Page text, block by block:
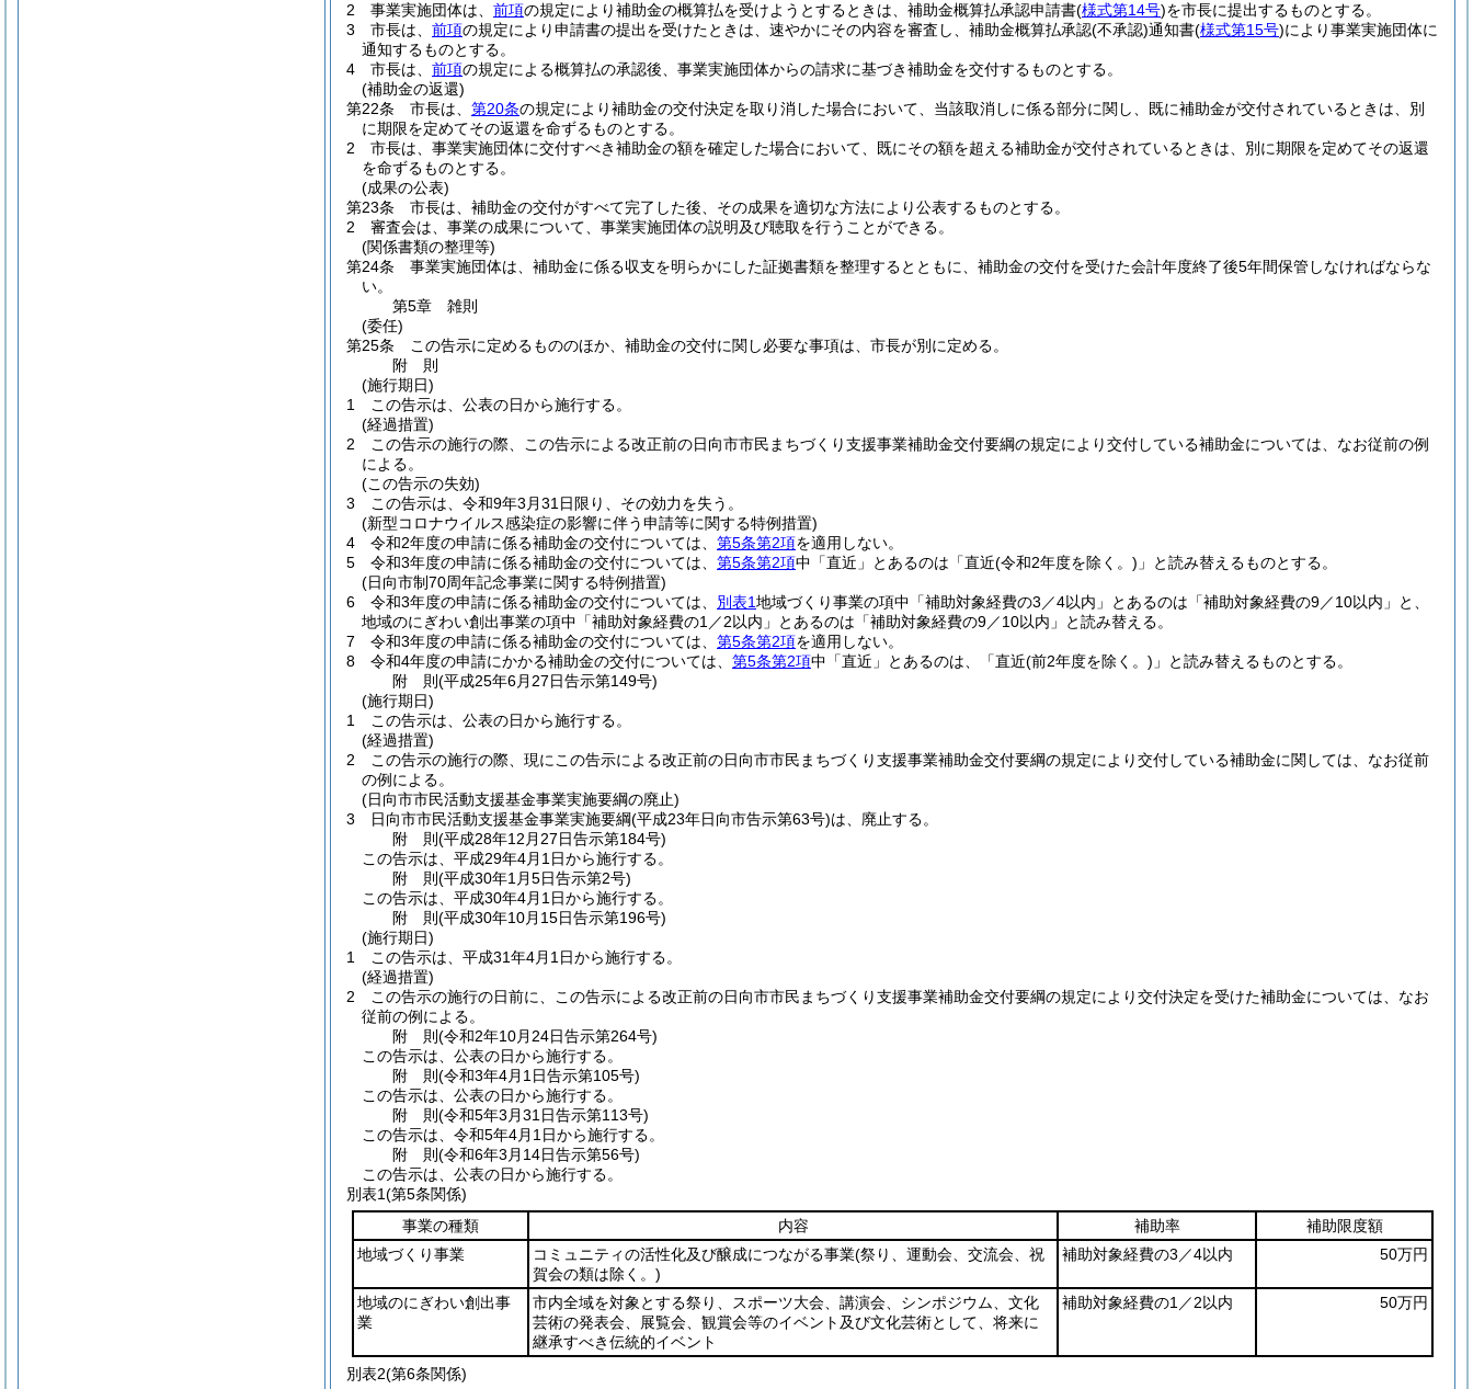
2
事業実施団体は、 前項の規定により補助金の概算払を受けようとするときは、補助金概算払承認申請書(様式第14号)を市長に提出するものとする。
3
市長は、 前項の規定により申請書の提出を受けたときは、速やかにその内容を審査し、補助金概算払承認(不承認)通知書(様式第15号)により事業実施団体に
通知するものとする。
4
市長は、 前項の規定による概算払の承認後、事業実施団体からの請求に基づき補助金を交付するものとする。
(補助金の返還)
第22条
市長は、 第20条の規定により補助金の交付決定を取り消した場合において、当該取消しに係る部分に関し、既に補助金が交付されているときは、別
に期限を定めてその返還を命ずるものとする。
2
市長は、事業実施団体に交付すべき補助金の額を確定した場合において、既にその額を超える補助金が交付されているときは、別に期限を定めてその返還
を命ずるものとする。
(成果の公表)
第23条
市長は、補助金の交付がすべて完了した後、その成果を適切な方法により公表するものとする。
2
審査会は、事業の成果について、事業実施団体の説明及び聴取を行うことができる。
(関係書類の整理等)
第24条
事業実施団体は、補助金に係る収支を明らかにした証拠書類を整理するとともに、補助金の交付を受けた会計年度終了後5年間保管しなければならな
い。
第5章
雑則
(委任)
第25条
この告示に定めるもののほか、補助金の交付に関し必要な事項は、市長が別に定める。
附 則
(施行期日)
1
この告示は、公表の日から施行する。
(経過措置)
2
この告示の施行の際、この告示による改正前の日向市市民まちづくり支援事業補助金交付要綱の規定により交付している補助金については、なお従前の例
による。
(この告示の失効)
3
この告示は、令和9年3月31日限り、その効力を失う。
(新型コロナウイルス感染症の影響に伴う申請等に関する特例措置)
4
令和2年度の申請に係る補助金の交付については、 第5条第2項を適用しない。
5
令和3年度の申請に係る補助金の交付については、 第5条第2項中「直近」とあるのは「直近(令和2年度を除く。) 」と読み替えるものとする。
(日向市制70周年記念事業に関する特例措置)
6
令和3年度の申請に係る補助金の交付については、 別表1地域づくり事業の項中「補助対象経費の3／4以内」とあるのは「補助対象経費の9／10以内」と、
地域のにぎわい創出事業の項中「補助対象経費の1／2以内」とあるのは「補助対象経費の9／10以内」と読み替える。
7
令和3年度の申請に係る補助金の交付については、 第5条第2項を適用しない。
8
令和4年度の申請にかかる補助金の交付については、 第5条第2項中「直近」とあるのは、「直近(前2年度を除く。) 」と読み替えるものとする。
附 則(平成25年6月27日告示第149号)
(施行期日)
1
この告示は、公表の日から施行する。
(経過措置)
2
この告示の施行の際、現にこの告示による改正前の日向市市民まちづくり支援事業補助金交付要綱の規定により交付している補助金に関しては、なお従前
の例による。
(日向市市民活動支援基金事業実施要綱の廃止)
3
日向市市民活動支援基金事業実施要綱(平成23年日向市告示第63号)は、廃止する。
附 則(平成28年12月27日告示第184号)
この告示は、平成29年4月1日から施行する。
附 則(平成30年1月5日告示第2号)
この告示は、平成30年4月1日から施行する。
附 則(平成30年10月15日告示第196号)
(施行期日)
1
この告示は、平成31年4月1日から施行する。
(経過措置)
2
この告示の施行の日前に、この告示による改正前の日向市市民まちづくり支援事業補助金交付要綱の規定により交付決定を受けた補助金については、なお
従前の例による。
附 則(令和2年10月24日告示第264号)
この告示は、公表の日から施行する。
附 則(令和3年4月1日告示第105号)
この告示は、公表の日から施行する。
附 則(令和5年3月31日告示第113号)
この告示は、令和5年4月1日から施行する。
附 則(令和6年3月14日告示第56号)
この告示は、公表の日から施行する。
別表1(第5条関係)
事業の種類
内容 補助率
補助限度額
地域づくり事業
コミュニティの活性化及び醸成につながる事業(祭り、運動会、交流会、祝
賀会の類は除く。)
補助対象経費の3／4以内 50万円
地域のにぎわい創出事
業
市内全域を対象とする祭り、スポーツ大会、講演会、シンポジウム、文化
芸術の発表会、展覧会、観賞会等のイベント及び文化芸術として、将来に
継承すべき伝統的イベント
補助対象経費の1／2以内 50万円
別表2(第6条関係)